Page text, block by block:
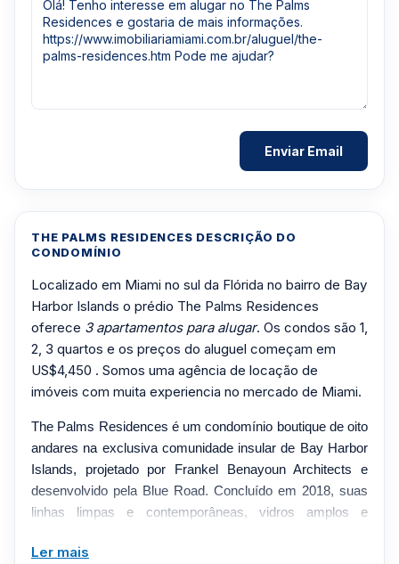
THE PALMS RESIDENCES DESCRIÇÃO DO
CONDOMÍNIO
Localizado em Miami no sul da Flórida no bairro de Bay
Harbor Islands o prédio The Palms Residences
oferece 3 apartamentos para alugar. Os condos são 1,
2, 3 quartos e os preços do aluguel começam em
US$4,450 . Somos uma agência de locação de
imóveis com muita experiencia no mercado de Miami.
The Palms Residences é um condomínio boutique de oito
andares na exclusiva comunidade insular de Bay Harbor
Islands, projetado por Frankel Benayoun Architects e
desenvolvido pela Blue Road. Concluído em 2018, suas
linhas limpas e contemporâneas, vidros amplos e
minutos das mundialmente famosas lojas de Bal Harbour
Ler mais